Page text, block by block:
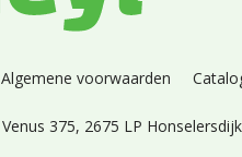
Algemene voorwaarden
Venus 375, 2675 LP